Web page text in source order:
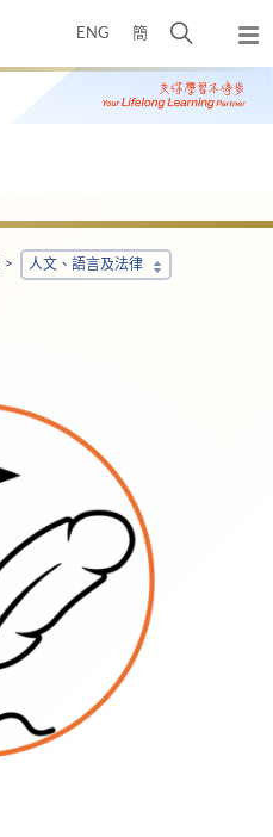
ENG 簡
開
搜
尋
彈
出
主
人文、語言及法律